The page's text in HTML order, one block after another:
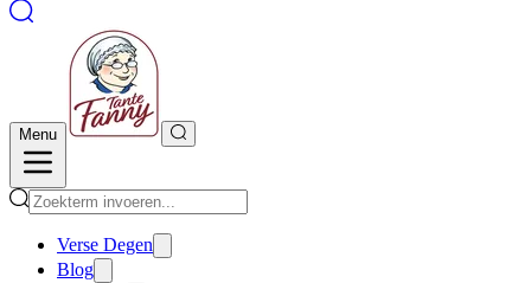
Menu
Verse Degen
Blog